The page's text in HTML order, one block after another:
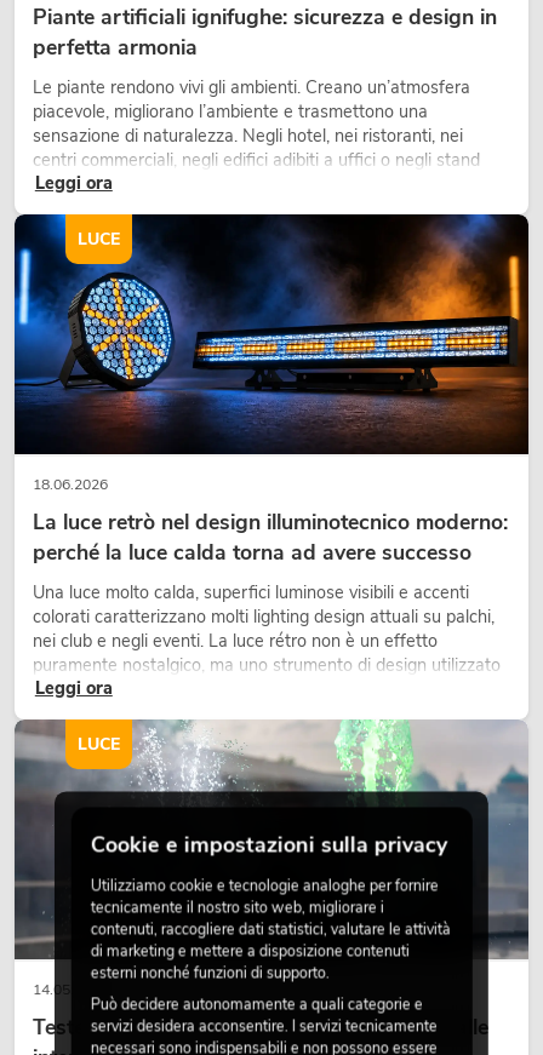
Piante artificiali ignifughe: sicurezza e design in
perfetta armonia
Le piante rendono vivi gli ambienti. Creano un’atmosfera
piacevole, migliorano l’ambiente e trasmettono una
sensazione di naturalezza. Negli hotel, nei ristoranti, nei
centri commerciali, negli edifici adibiti a uffici o negli stand
fieristici, una vegetazione di alta qualità è ormai parte
Leggi ora
18.06.2026
La luce retrò nel design illuminotecnico moderno:
perché la luce calda torna ad avere successo
Una luce molto calda, superfici luminose visibili e accenti
colorati caratterizzano molti lighting design attuali su palchi,
nei club e negli eventi. La luce rétro non è un effetto
puramente nostalgico, ma uno strumento di design utilizzato
in modo consapevole: crea atmosfera, dona carattere alle
Leggi ora
LUCE
14.05.2026
Teste mobili outdoor: teste mobili resistenti alle
LUCE
Cookie e impostazioni sulla privacy
Utilizziamo cookie e tecnologie analoghe per fornire
tecnicamente il nostro sito web, migliorare i
contenuti, raccogliere dati statistici, valutare le attività
di marketing e mettere a disposizione contenuti
esterni nonché funzioni di supporto.
Può decidere autonomamente a quali categorie e
servizi desidera acconsentire. I servizi tecnicamente
necessari sono indispensabili e non possono essere